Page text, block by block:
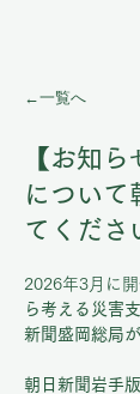
←一覧へ
【お知
について
てくださ
2026年3月に
ら考える災害
新聞盛岡総局
朝日新聞岩手